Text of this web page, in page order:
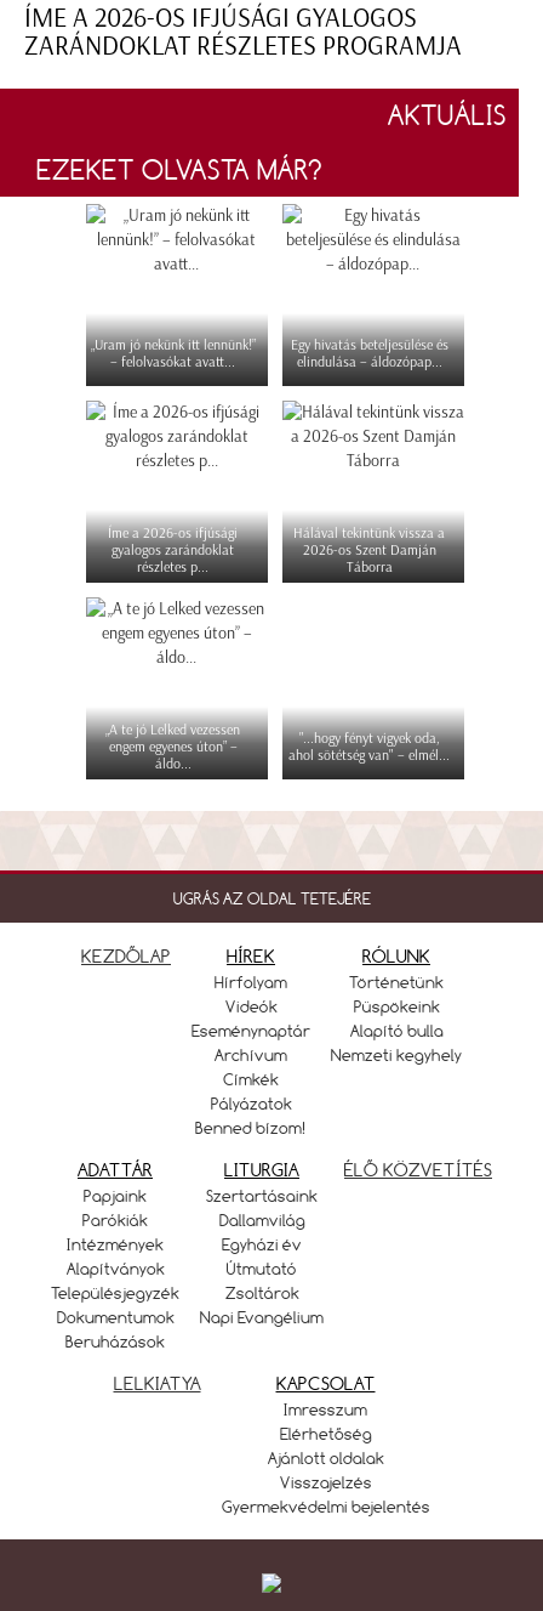
ÍME A 2026-OS IFJÚSÁGI GYALOGOS
ZARÁNDOKLAT RÉSZLETES PROGRAMJA
AKTUÁLIS
EZEKET OLVASTA MÁR?
„Uram jó nekünk itt lennünk!”
– felolvasókat avatt...
Egy hivatás beteljesülése és
elindulása – áldozópap...
Íme a 2026-os ifjúsági
gyalogos zarándoklat
részletes p...
Hálával tekintünk vissza a
2026-os Szent Damján
Táborra
„A te jó Lelked vezessen
engem egyenes úton” –
áldo...
"...hogy fényt vigyek oda,
ahol sötétség van" – elmél...
UGRÁS AZ OLDAL TETEJÉRE
KEZDŐLAP HÍREK
Hírfolyam
Videók
Eseménynaptár
Archívum
Címkék
Pályázatok
Benned bízom!
RÓLUNK
Történetünk
Püspökeink
Alapító bulla
Nemzeti kegyhely
ADATTÁR
Papjaink
Parókiák
Intézmények
Alapítványok
Településjegyzék
Dokumentumok
Beruházások
LITURGIA
Szertartásaink
Dallamvilág
Egyházi év
Útmutató
Zsoltárok
Napi Evangélium
ÉLŐ KÖZVETÍTÉS
LELKIATYA KAPCSOLAT
Imresszum
Elérhetőség
Ajánlott oldalak
Visszajelzés
Gyermekvédelmi bejelentés